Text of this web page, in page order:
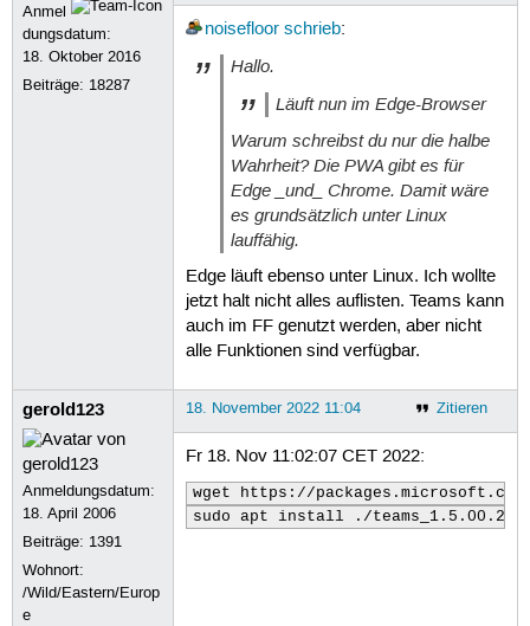
Anmel
dungsdatum:
18. Oktober 2016
Beiträge: 18287
noisefloor schrieb:
Hallo.
Läuft nun im Edge-Browser
Warum schreibst du nur die halbe
Wahrheit? Die PWA gibt es für
Edge _und_ Chrome. Damit wäre
es grundsätzlich unter Linux
lauffähig.
Edge läuft ebenso unter Linux. Ich wollte
jetzt halt nicht alles auflisten. Teams kann
auch im FF genutzt werden, aber nicht
alle Funktionen sind verfügbar.
gerold123
Anmeldungsdatum:
18. April 2006
Beiträge: 1391
Wohnort:
/Wild/Eastern/Europ
e
Zitieren
18. November 2022 11:04
Fr 18. Nov 11:02:07 CET 2022:
wget https://packages.microsoft.com/
sudo apt install ./